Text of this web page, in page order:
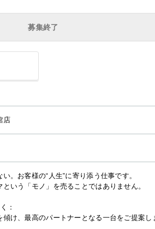
募集終了
店
。お客様の“人生”に寄り添う仕事です。
いう「モノ」を売ることではありません。
：
傾け、最高のパートナーとなる一台をご提案し